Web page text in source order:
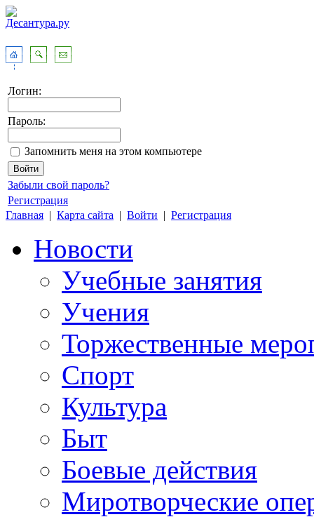
Логин:
Пароль:
Запомнить меня на этом компьютере
Забыли свой пароль?
Регистрация
Главная | Карта сайта | Войти | Регистрация
Новости
Учебные занятия
Учения
Торжественные
Спорт
Культура
Быт
Боевые действия
Миротворческие